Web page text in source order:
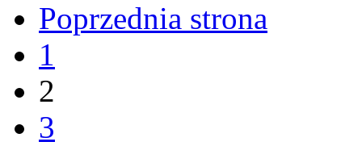
Poprzednia strona
1
2
3